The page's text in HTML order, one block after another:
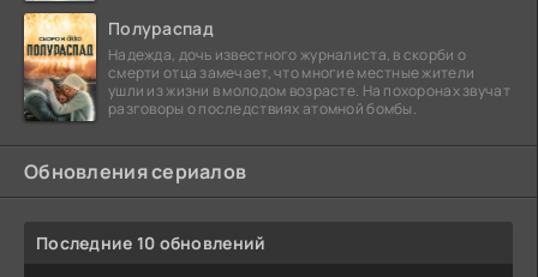
Полураспад
Надежда, дочь известного журналиста, в скорби о
смерти отца замечает, что многие местные жители
ушли из жизни в молодом возрасте. На похоронах звучат
разговоры о последствиях атомной бомбы.
Обновления сериалов
Последние 10 обновлений